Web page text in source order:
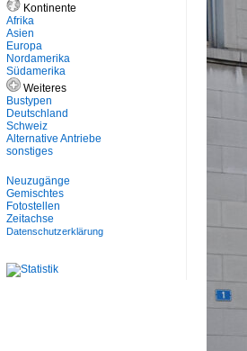
Kontinente
Afrika
Asien
Europa
Nordamerika
Südamerika
Weiteres
Bustypen
Deutschland
Schweiz
Alternative Antriebe
sonstiges
Neuzugänge
Gemischtes
Fotostellen
Zeitachse
Datenschutzerklärung